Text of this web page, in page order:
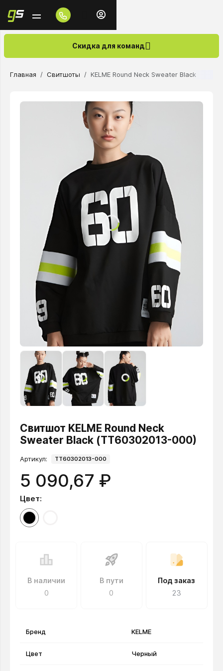
Скидка для команд
Главная Свитшоты KELME Round Neck Sweater Black
Свитшот KELME Round Neck
Sweater Black (TT60302013-000)
Артикул: TT60302013-000
5 090,67 ₽
Цвет:
В наличии
0
В пути
0
Под заказ
23
Бренд KELME
Цвет Черный